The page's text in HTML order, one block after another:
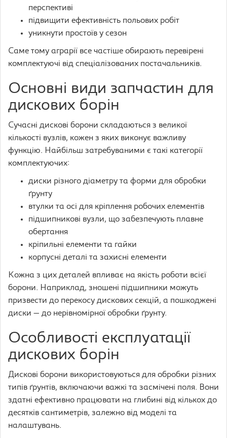
перспективі
підвищити ефективність польових робіт
уникнути простоїв у сезон
Саме тому аграрії все частіше обирають перевірені
комплектуючі від спеціалізованих постачальників.
Основні види запчастин для
дискових борін
Сучасні дискові борони складаються з великої
кількості вузлів, кожен з яких виконує важливу
функцію. Найбільш затребуваними є такі категорії
комплектуючих:
диски різного діаметру та форми для обробки
ґрунту
втулки та осі для кріплення робочих елементів
підшипникові вузли, що забезпечують плавне
обертання
кріпильні елементи та гайки
корпусні деталі та захисні елементи
Кожна з цих деталей впливає на якість роботи всієї
борони. Наприклад, зношені підшипники можуть
призвести до перекосу дискових секцій, а пошкоджені
диски — до нерівномірної обробки ґрунту.
Особливості експлуатації
дискових борін
Дискові борони використовуються для обробки різних
типів ґрунтів, включаючи важкі та засмічені поля. Вони
здатні ефективно працювати на глибині від кількох до
десятків сантиметрів, залежно від моделі та
налаштувань.